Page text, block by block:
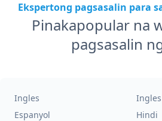
Ekspertong pagsasalin para
Pinakapopular na
pagsasalin
Ingles
Espanyol
Hindi